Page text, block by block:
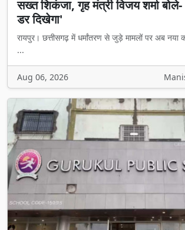
सख्त शिकंजा, गृह मंत्री विजय शर्मा
डर दिखेगा'
रायपुर। छत्तीसगढ़ में धर्मांतरण से जुड़े मामलों पर अब नया
...
Aug 06, 2026